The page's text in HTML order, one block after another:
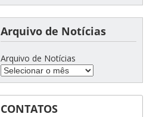
Arquivo de Notícias
Arquivo de Notícias
CONTATOS